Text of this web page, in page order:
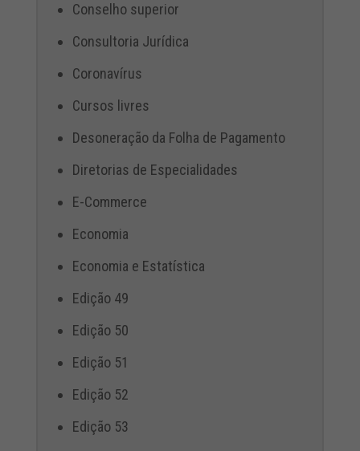
Conselho superior
Consultoria Jurídica
Coronavírus
Cursos livres
Desoneração da Folha de Pagamento
Diretorias de Especialidades
E-Commerce
Economia
Economia e Estatística
Edição 49
Edição 50
Edição 51
Edição 52
Edição 53